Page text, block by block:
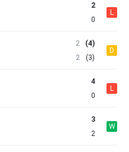
2
0
L
2
2
(4)
(3)
D
4
0
L
3
2
W